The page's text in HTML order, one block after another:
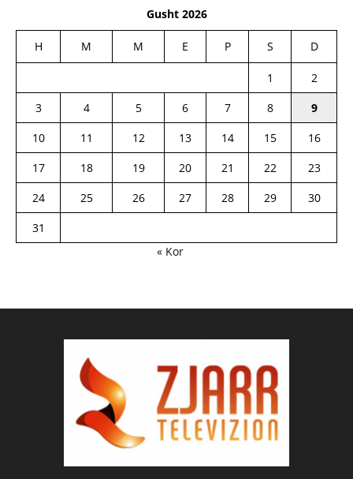
Gusht 2026
H M M E P S D
1
2
3
4 5 6 7 8
9
10
11 12 13 14 15
16
17
18 19 20 21 22
23
24
25 26 27 28 29
30
31
« Kor